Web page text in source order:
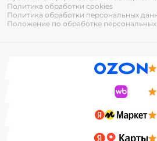
Политика обработки cookies
Политика обработки персональных
Положение по обработке